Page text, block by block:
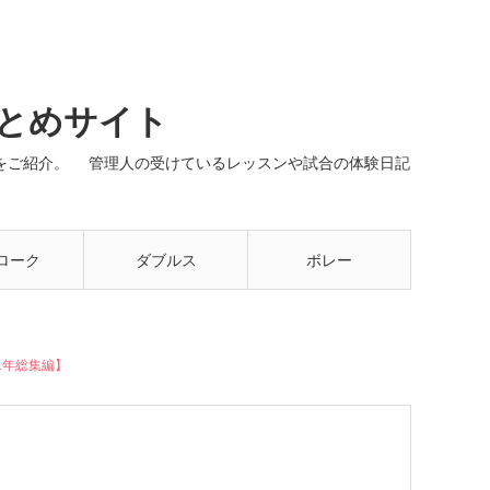
めサイト
ご紹介。 管理人の受けているレッスンや試合の体験日記
ーク ダブルス ボレー
総集編】